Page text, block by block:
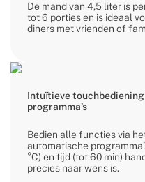
De mand van 4,5 liter is
tot 6 porties en is ideaal
diners met vrienden of
Intuïtieve
programma’s
Bedien alle functies via
automatische
°C) en tijd (tot 60 min)
precies naar wens is.